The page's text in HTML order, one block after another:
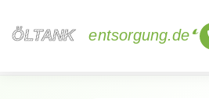
ÖLTANK
ÖLTANK entsorgung.de